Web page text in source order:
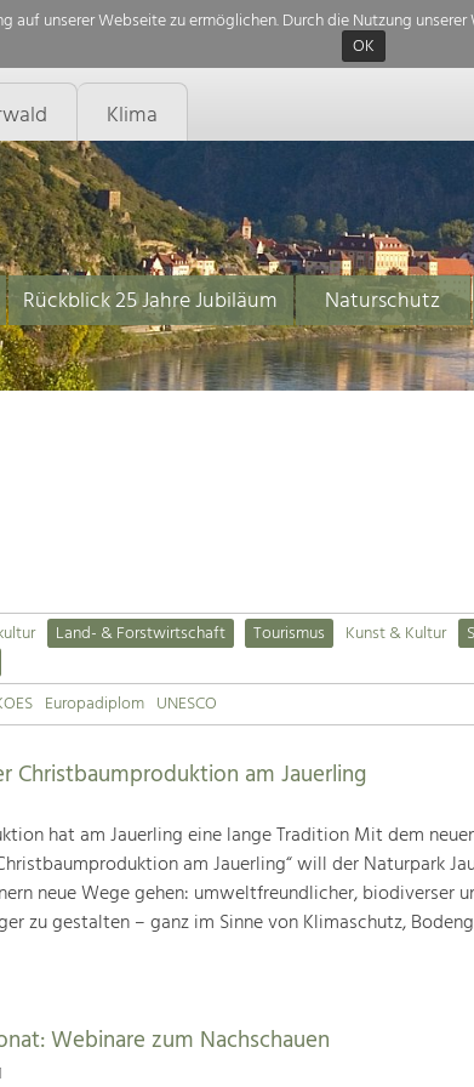
unserer Webseite zu ermöglichen. Durch die Nutzung
OK
Klima
Rückblick 25 Jahre Jubiläum Naturschutz
Land- & Forstwirtschaft Tourismus Kunst & Kultur
Europadiplom UNESCO
Christbaumproduktion am Jauerling
hat am Jauerling eine lange Tradition Mit dem
am Jauerling“ will der Naturpark
neue Wege gehen: umweltfreundlicher, biodiverser
zu gestalten – ganz im Sinne von Klimaschutz,
Webinare zum Nachschauen